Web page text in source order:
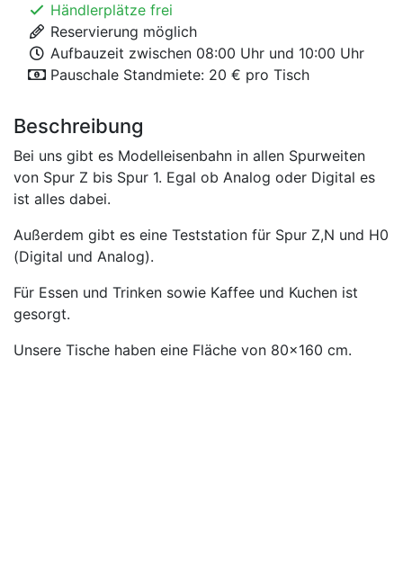
Händlerplätze frei
Reservierung möglich
Aufbauzeit zwischen 08:00 Uhr und 10:00 Uhr
Pauschale Standmiete: 20 € pro Tisch
Beschreibung
Bei uns gibt es Modelleisenbahn in allen Spurweiten
von Spur Z bis Spur 1. Egal ob Analog oder Digital es
ist alles dabei.
Außerdem gibt es eine Teststation für Spur Z,N und H0
(Digital und Analog).
Für Essen und Trinken sowie Kaffee und Kuchen ist
gesorgt.
Unsere Tische haben eine Fläche von 80x160 cm.